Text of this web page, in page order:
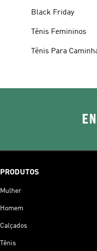
Black Friday
Tênis Femininos
Tênis Para
PRODUTOS
Mulher
Homem
Calçados
Tênis